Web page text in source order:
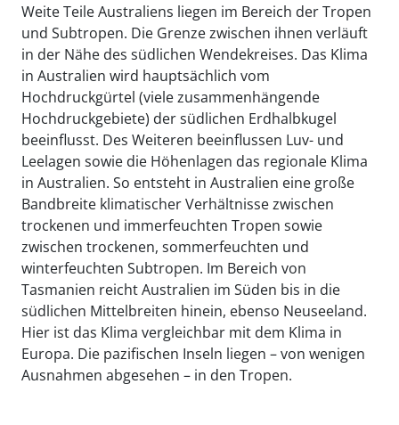
Weite Teile Australiens liegen im Bereich der Tropen
und Subtropen. Die Grenze zwischen ihnen verläuft
in der Nähe des südlichen Wendekreises. Das Klima
in Australien wird hauptsächlich vom
Hochdruckgürtel (viele zusammenhängende
Hochdruckgebiete) der südlichen Erdhalbkugel
beeinflusst. Des Weiteren beeinflussen Luv- und
Leelagen sowie die Höhenlagen das regionale Klima
in Australien. So entsteht in Australien eine große
Bandbreite klimatischer Verhältnisse zwischen
trockenen und immerfeuchten Tropen sowie
zwischen trockenen, sommerfeuchten und
winterfeuchten Subtropen. Im Bereich von
Tasmanien reicht Australien im Süden bis in die
südlichen Mittelbreiten hinein, ebenso Neuseeland.
Hier ist das Klima vergleichbar mit dem Klima in
Europa. Die pazifischen Inseln liegen – von wenigen
Ausnahmen abgesehen – in den Tropen.